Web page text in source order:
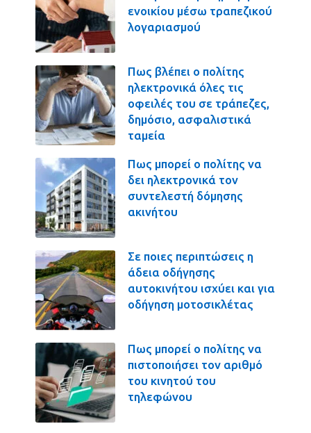
ενοικίου μέσω τραπεζικού
λογαριασμού
Πως βλέπει ο πολίτης
ηλεκτρονικά όλες τις
οφειλές του σε τράπεζες,
δημόσιο, ασφαλιστικά
ταμεία
Πως μπορεί ο πολίτης να
δει ηλεκτρονικά τον
συντελεστή δόμησης
ακινήτου
Σε ποιες περιπτώσεις η
άδεια οδήγησης
αυτοκινήτου ισχύει και για
οδήγηση μοτοσικλέτας
Πως μπορεί ο πολίτης να
πιστοποιήσει τον αριθμό
του κινητού του
τηλεφώνου